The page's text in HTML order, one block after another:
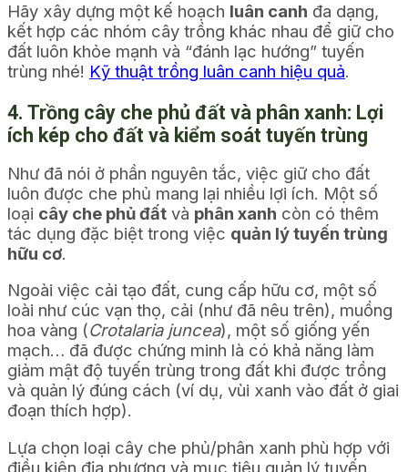
Hãy xây dựng một kế hoạch luân canh đa dạng,
kết hợp các nhóm cây trồng khác nhau để giữ cho
đất luôn khỏe mạnh và “đánh lạc hướng” tuyến
trùng nhé! Kỹ thuật trồng luân canh hiệu quả.
4. Trồng cây che phủ đất và phân xanh: Lợi
ích kép cho đất và kiểm soát tuyến trùng
Như đã nói ở phần nguyên tắc, việc giữ cho đất
luôn được che phủ mang lại nhiều lợi ích. Một số
loại cây che phủ đất và phân xanh còn có thêm
tác dụng đặc biệt trong việc quản lý tuyến trùng
hữu cơ.
Ngoài việc cải tạo đất, cung cấp hữu cơ, một số
loài như cúc vạn thọ, cải (như đã nêu trên), muồng
hoa vàng (Crotalaria juncea), một số giống yến
mạch… đã được chứng minh là có khả năng làm
giảm mật độ tuyến trùng trong đất khi được trồng
và quản lý đúng cách (ví dụ, vùi xanh vào đất ở giai
đoạn thích hợp).
Lựa chọn loại cây che phủ/phân xanh phù hợp với
điều kiện địa phương và mục tiêu quản lý tuyến